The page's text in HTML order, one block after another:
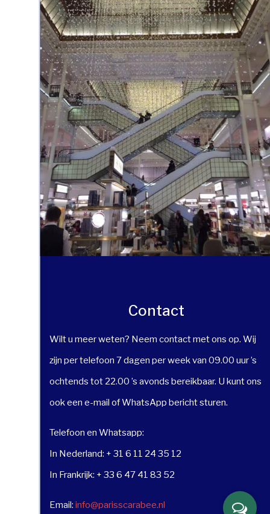
Contact
Wilt u meer weten? Neem contact met ons op. Wij
zijn per telefoon 7 dagen per week van 09.00 uur ’s
ochtends tot 22.00 ’s avonds bereikbaar. U kunt ons
ook een e-mail of WhatsApp bericht sturen.
Telefoon en Whatsapp:
In Nederland: + 31 6 11 24 35 12
In Frankrijk: + 33 6 47 41 83 52
Email: info@parisscarabee.nl